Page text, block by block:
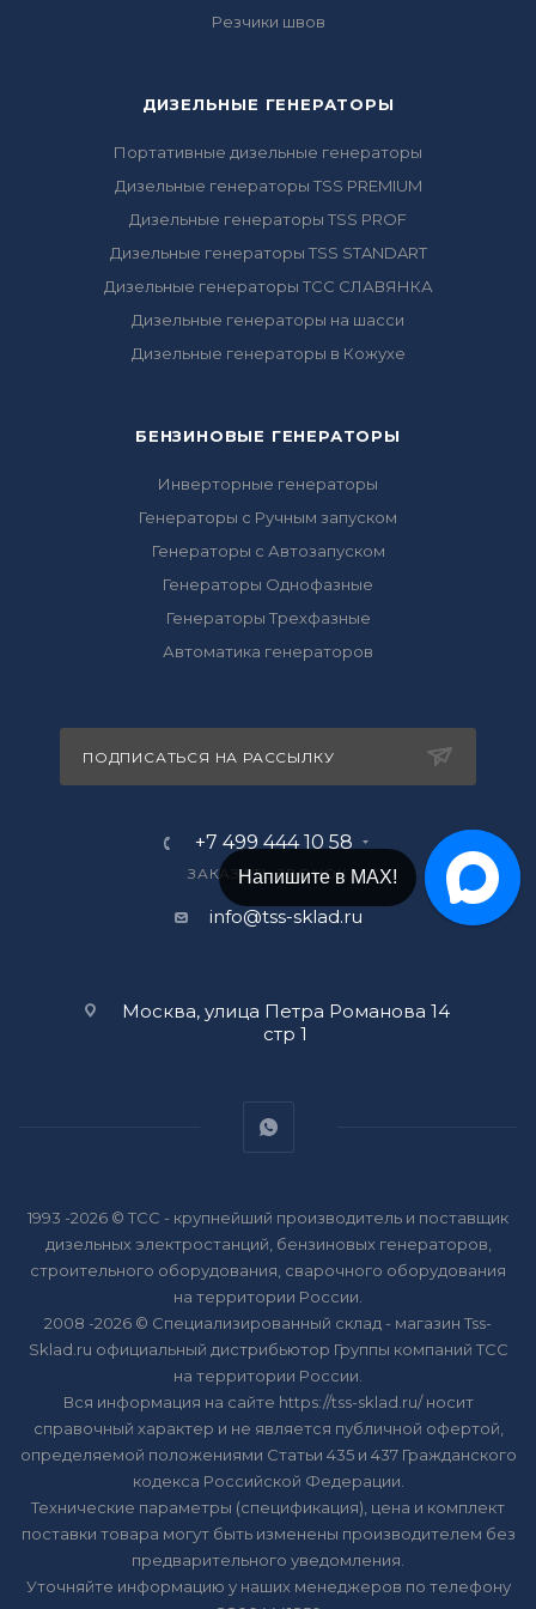
Резчики швов
ДИЗЕЛЬНЫЕ ГЕНЕРАТОРЫ
Портативные дизельные генераторы
Дизельные генераторы TSS PREMIUM
Дизельные генераторы TSS PROF
Дизельные генераторы TSS STANDART
Дизельные генераторы ТСС СЛАВЯНКА
Дизельные генераторы на шасси
Дизельные генераторы в Кожухе
БЕНЗИНОВЫЕ ГЕНЕРАТОРЫ
Инверторные генераторы
Генераторы с Ручным запуском
Генераторы с Автозапуском
Генераторы Однофазные
Генераторы Трехфазные
Автоматика генераторов
ПОДПИСАТЬСЯ НА РАССЫЛКУ
+7 499 444 10 58
ЗАКАЗАТЬ ЗВОНОК
info@tss-sklad.ru
Москва, улица Петра Романова 14
стр 1
1993 -2026 © ТСС - крупнейший производитель и поставщик
дизельных электростанций, бензиновых генераторов,
строительного оборудования, сварочного оборудования
на территории России.
2008 -2026 © Специализированный склад - магазин Tss-
Sklad.ru официальный дистрибьютор Группы компаний ТСС
на территории России.
Вся информация на сайте https://tss-sklad.ru/ носит
справочный характер и не является публичной офертой,
определяемой положениями Статьи 435 и 437 Гражданского
кодекса Российской Федерации.
Технические параметры (спецификация), цена и комплект
поставки товара могут быть изменены производителем без
предварительного уведомления.
Уточняйте информацию у наших менеджеров по телефону
Напишите в МАХ!